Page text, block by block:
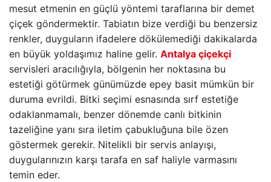
mesut etmenin en güçlü yöntemi taraflarına bir demet
çiçek göndermektir. Tabiatın bize verdiği bu benzersiz
renkler, duyguların ifadelere dökülemediği dakikalarda
en büyük yoldaşımız haline gelir. Antalya çiçekçi
servisleri aracılığıyla, bölgenin her noktasına bu
estetiği götürmek günümüzde epey basit mümkün bir
duruma evrildi. Bitki seçimi esnasında sırf estetiğe
odaklanmamalı, benzer dönemde canlı bitkinin
tazeliğine yanı sıra iletim çabukluğuna bile özen
göstermek gerekir. Nitelikli bir servis anlayışı,
duygularınızın karşı tarafa en saf haliyle varmasını
temin eder.